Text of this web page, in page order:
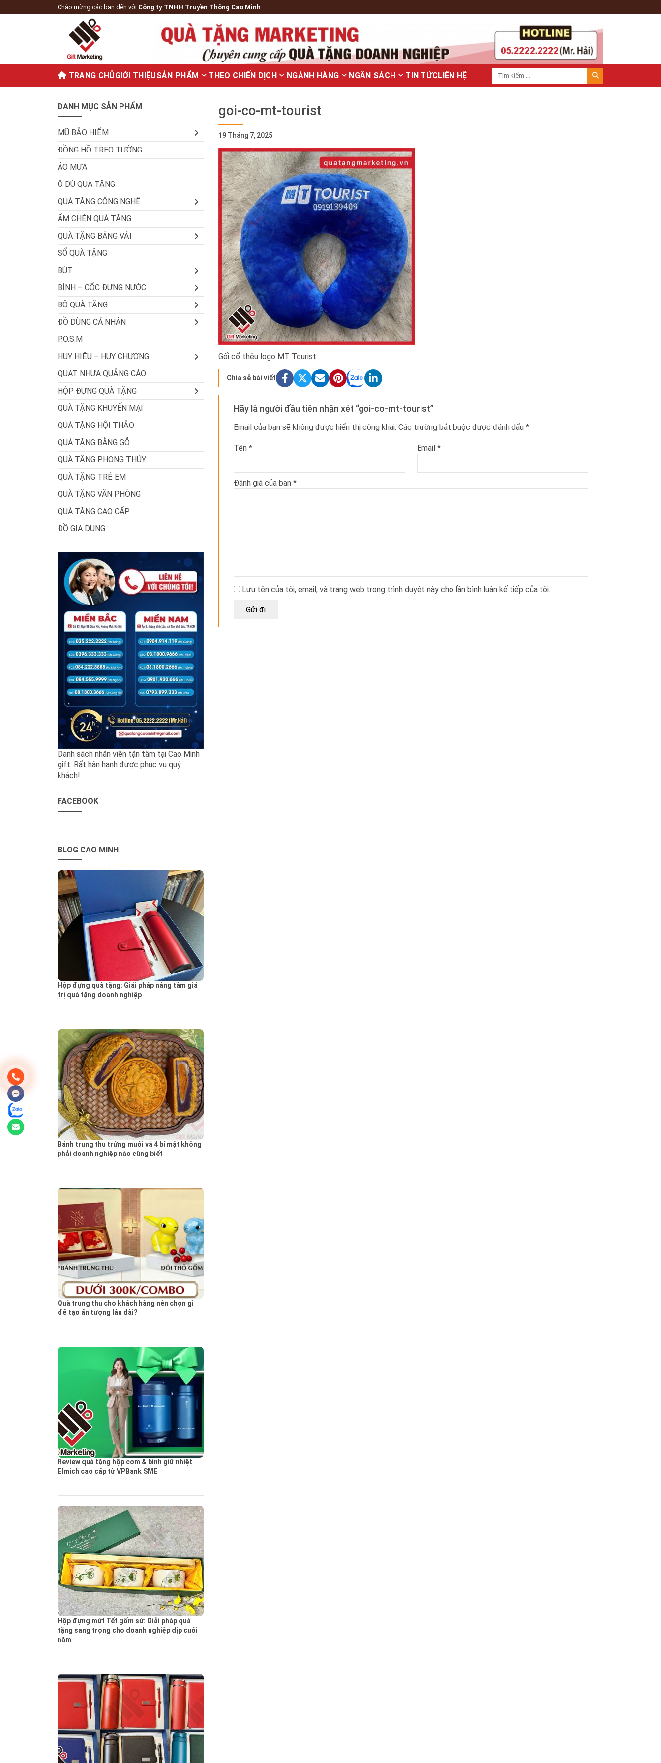
Chào mừng các bạn đến với Công ty TNHH Truyền Thông Cao Minh
TRANG CHỦGIỚI THIỆUSẢN PHẨM THEO CHIẾN DỊCH NGÀNH HÀNG NGÂN SÁCH TIN TỨCLIÊN HỆ
goi-co-mt-tourist
19 Tháng 7, 2025
Gối cổ thêu logo MT Tourist
Chia sẻ bài viết
Hãy là người đầu tiên nhận xét “goi-co-mt-tourist”
Email của bạn sẽ không được hiển thị công khai. Các trường bắt buộc được đánh dấu *
Tên * Email *
Đánh giá của bạn *
Lưu tên của tôi, email, và trang web trong trình duyệt này cho lần bình luận kế tiếp của tôi.
DANH MỤC SẢN PHẨM
MŨ BẢO HIỂM
ĐỒNG HỒ TREO TƯỜNG
ÁO MƯA
Ô DÙ QUÀ TẶNG
QUÀ TẶNG CÔNG NGHỆ
ẤM CHÉN QUÀ TẶNG
QUÀ TẶNG BẰNG VẢI
SỔ QUÀ TẶNG
BÚT
BÌNH – CỐC ĐỰNG NƯỚC
BỘ QUÀ TẶNG
ĐỒ DÙNG CÁ NHÂN
P.O.S.M
HUY HIỆU – HUY CHƯƠNG
QUẠT NHỰA QUẢNG CÁO
HỘP ĐỰNG QUÀ TẶNG
QUÀ TẶNG KHUYẾN MẠI
QUÀ TẶNG HỘI THẢO
QUÀ TẶNG BẰNG GỖ
QUÀ TẶNG PHONG THỦY
QUÀ TẶNG TRẺ EM
QUÀ TẶNG VĂN PHÒNG
QUÀ TẶNG CAO CẤP
ĐỒ GIA DỤNG
Danh sách nhân viên tận tâm tại Cao Minh
gift. Rất hân hạnh được phục vụ quý
khách!
FACEBOOK
BLOG CAO MINH
Hộp đựng quà tặng: Giải pháp nâng tầm giá
trị quà tặng doanh nghiệp
Bánh trung thu trứng muối và 4 bí mật không
phải doanh nghiệp nào cũng biết
Quà trung thu cho khách hàng nên chọn gì
để tạo ấn tượng lâu dài?
Review quà tặng hộp cơm & bình giữ nhiệt
Elmich cao cấp từ VPBank SME
Hộp đựng mứt Tết gốm sứ: Giải pháp quà
tặng sang trọng cho doanh nghiệp dịp cuối
năm